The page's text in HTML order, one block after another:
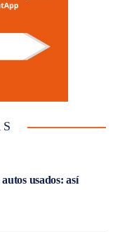
usados: así